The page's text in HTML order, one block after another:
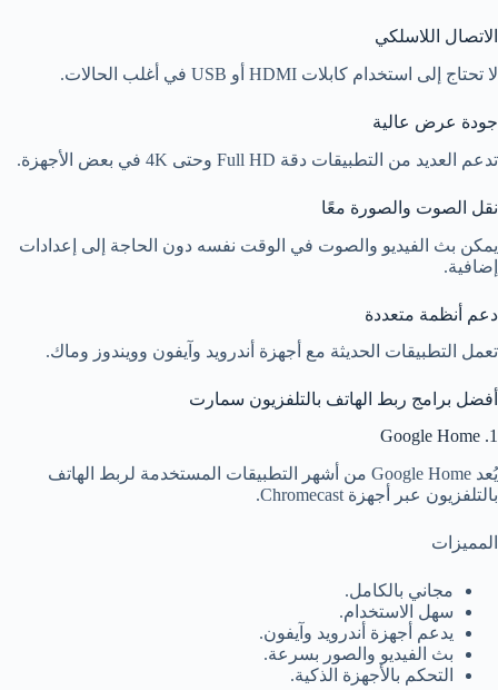
الاتصال اللاسلكي
لا تحتاج إلى استخدام كابلات HDMI أو USB في أغلب الحالات.
جودة عرض عالية
تدعم العديد من التطبيقات دقة Full HD وحتى 4K في بعض الأجهزة.
نقل الصوت والصورة معًا
يمكن بث الفيديو والصوت في الوقت نفسه دون الحاجة إلى إعدادات
إضافية.
دعم أنظمة متعددة
تعمل التطبيقات الحديثة مع أجهزة أندرويد وآيفون وويندوز وماك.
أفضل برامج ربط الهاتف بالتلفزيون سمارت
1. Google Home
يُعد Google Home من أشهر التطبيقات المستخدمة لربط الهاتف
بالتلفزيون عبر أجهزة Chromecast.
المميزات
مجاني بالكامل.
سهل الاستخدام.
يدعم أجهزة أندرويد وآيفون.
بث الفيديو والصور بسرعة.
التحكم بالأجهزة الذكية.